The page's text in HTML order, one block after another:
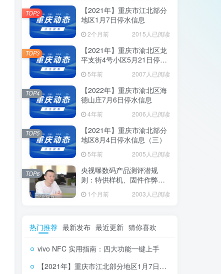
【2021年】重庆市江北部分
地区1月7日停水信息
2个月前 2015人已阅读
TOP2
【2021年】重庆市渝北区龙
平支街4号小区5月21日停水
5年前 2007人已阅读
TOP3
【2022年】重庆市渝北区海
德山庄7月6日停水信息
4年前 2006人已阅读
TOP4
【2021年】重庆市渝北部分
地区8月4日停水信息（三）
5年前 2005人已阅读
TOP5
央视曝数码产品测评潜规
则：特供样机、固件作弊、
云端调控
1个月前 2003人已阅读
TOP6
热门推荐 最新发布 最近更新 猜你喜欢
vivo NFC 实用指南：四大功能一键上手
【2021年】重庆市江北部分地区1月7日停水信息